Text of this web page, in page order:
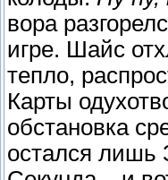
вора
игре. Шайс
тепло,
Карты
обстановка
остался лишь